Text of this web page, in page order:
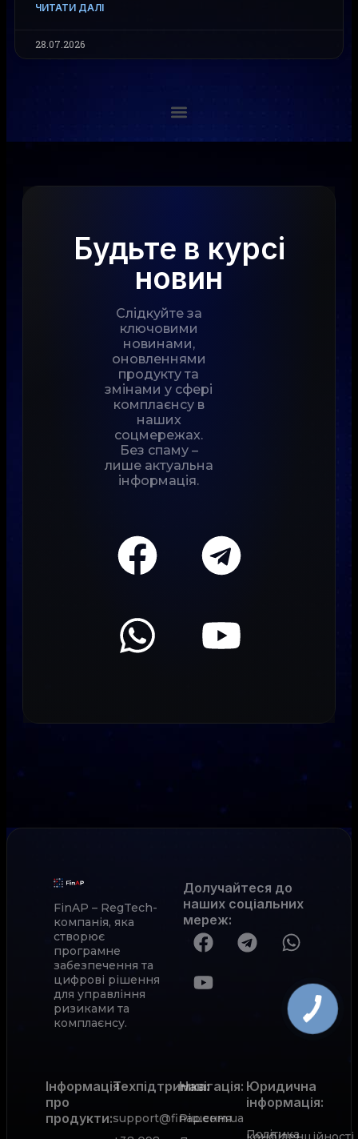
ЧИТАТИ ДАЛІ
28.07.2026
Будьте в курсі
новин
Слідкуйте за
ключовими
новинами,
оновленнями
продукту та
змінами у сфері
комплаєнсу в
наших
соцмережах.
Без спаму –
лише актуальна
інформація.
FinAP – RegTech-
компанія, яка
створює
програмне
забезпечення та
цифрові рішення
для управління
ризиками та
комплаєнсу.
Долучайтеся до
наших соціальних
мереж:
Інформація
про
продукти:
Техпідтримка:
support@finap.com.ua
Рішення
Навігація: Юридична
інформація:
Політика